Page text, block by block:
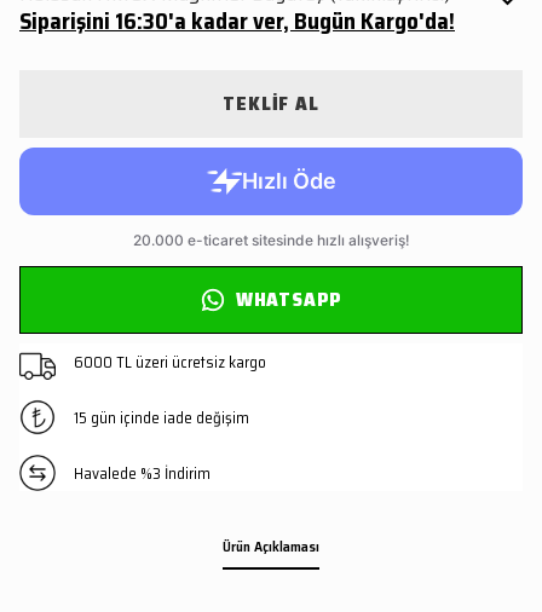
Siparişini 16:30'a kadar ver, Bugün Kargo'da!
TEKLİF AL
WHATSAPP
6000 TL üzeri ücretsiz kargo
15 gün içinde iade değişim
Havalede %3 İndirim
Ürün Açıklaması